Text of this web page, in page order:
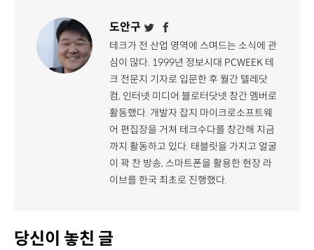
도안구
테크가 전 산업 영역에 스며드는 소식에 관
심이 많다. 1999년 정보시대 PCWEEK 테
크 전문지 기자로 입문한 후 월간 텔레닷
컴, 인터넷 미디어 블로터닷넷 창간 멤버로
활동했다. 개발자 잡지 마이크로소프트웨
어 편집장을 거쳐 테크수다를 창간해 지금
까지 활동하고 있다. 태블릿을 가지고 얼굴
이 꽉 찬 방송, 스마트폰을 활용한 현장 라
이브를 한국 최초로 진행했다.
당신이 놓친 글